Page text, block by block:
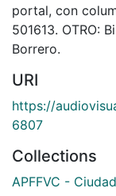
portal, con
501613. OTRO:
Borrero.
URI
https://
6807
Collections
APFFVC -